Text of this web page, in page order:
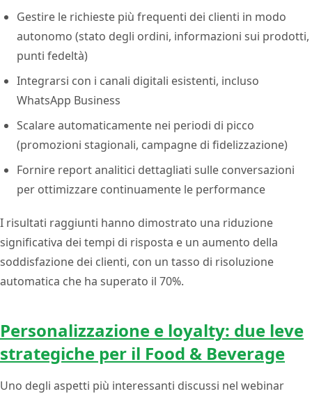
Gestire le richieste più frequenti dei clienti in modo
autonomo (stato degli ordini, informazioni sui prodotti,
punti fedeltà)
Integrarsi con i canali digitali esistenti, incluso
WhatsApp Business
Scalare automaticamente nei periodi di picco
(promozioni stagionali, campagne di fidelizzazione)
Fornire report analitici dettagliati sulle conversazioni
per ottimizzare continuamente le performance
I risultati raggiunti hanno dimostrato una riduzione
significativa dei tempi di risposta e un aumento della
soddisfazione dei clienti, con un tasso di risoluzione
automatica che ha superato il 70%.
Personalizzazione e loyalty: due leve
strategiche per il Food & Beverage
Uno degli aspetti più interessanti discussi nel webinar